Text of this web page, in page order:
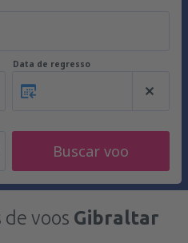
Data de regresso
Buscar voo
voos Gibraltar